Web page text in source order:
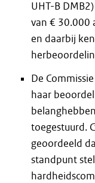
UHT-B
van € 30.000
en daarbij
De
haar
toegestuurd.
geoordeeld
standpunt